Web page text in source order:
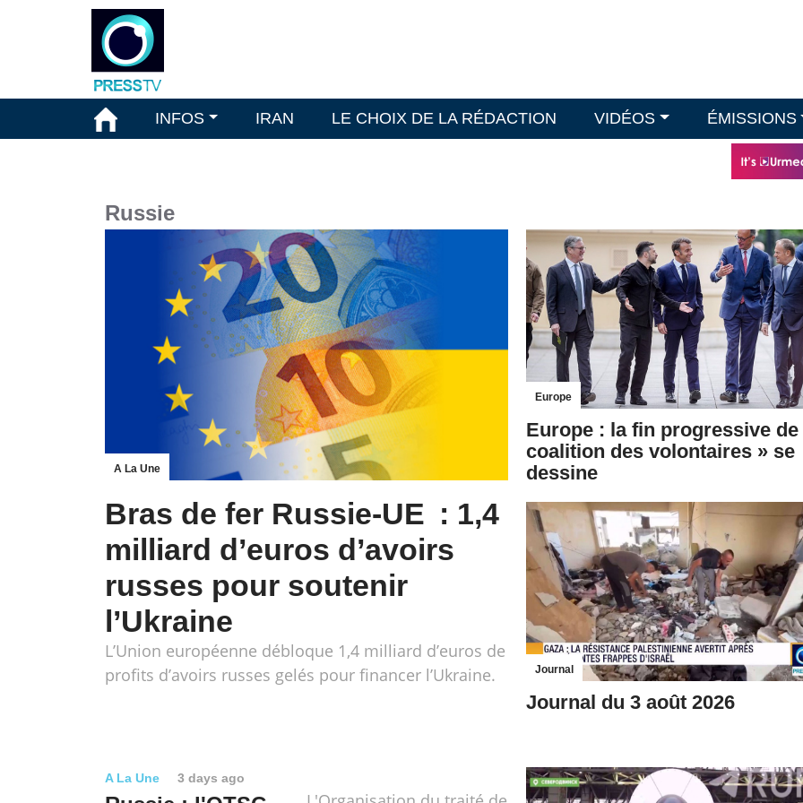
INFOS IRAN LE CHOIX DE LA RÉDACTION VIDÉOS ÉMISSIONS
Russie
A La Une
Bras de fer Russie-UE : 1,4
milliard d’euros d’avoirs
russes pour soutenir
l’Ukraine
L’Union européenne débloque 1,4 milliard d’euros de
profits d’avoirs russes gelés pour financer l’Ukraine.
Europe
Europe : la fin progressive de
coalition des volontaires » se
dessine
Journal
Journal du 3 août 2026
A La Une 3 days ago